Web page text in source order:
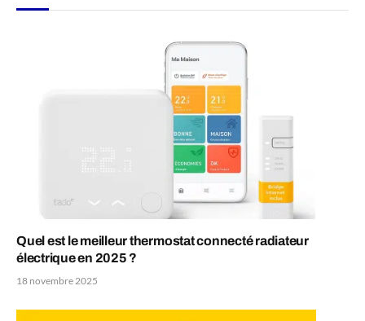
Quel est le meilleur thermostat connecté radiateur
électrique en 2025 ?
18 novembre 2025